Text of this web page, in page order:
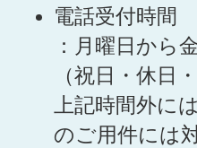
電話受付時間
：月曜日から
（祝日・休日
上記時間外に
のご用件には